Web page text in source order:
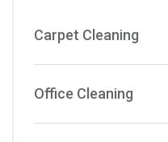
Carpet Cleaning
Office Cleaning